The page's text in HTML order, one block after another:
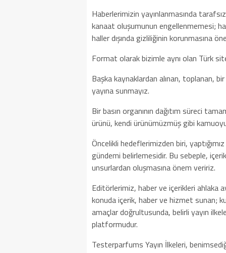
Haberlerimizin yayınlanmasında
kanaat oluşumunun engellenmemesi;
haller dışında gizliliğinin korunmasına
Format olarak bizimle aynı olan Türk
Başka kaynaklardan alınan, toplanan,
yayına sunmayız.
Bir basın organının dağıtım süreci
ürünü, kendi ürünümüzmüş gibi
Öncelikli hedeflerimizden biri,
gündemi belirlemesidir. Bu sebeple,
unsurlardan oluşmasına önem veririz.
Editörlerimiz, haber ve içerikleri ahlaka
konuda içerik, haber ve hizmet sunan;
amaçlar doğrultusunda, belirli yayın
platformudur.
Testerparfums Yayın İlkeleri,